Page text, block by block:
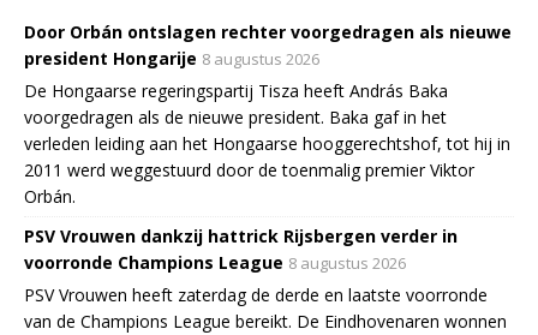
Door Orbán ontslagen rechter voorgedragen als nieuwe
president Hongarije 8 augustus 2026
De Hongaarse regeringspartij Tisza heeft András Baka
voorgedragen als de nieuwe president. Baka gaf in het
verleden leiding aan het Hongaarse hooggerechtshof, tot hij in
2011 werd weggestuurd door de toenmalig premier Viktor
Orbán.
PSV Vrouwen dankzij hattrick Rijsbergen verder in
voorronde Champions League 8 augustus 2026
PSV Vrouwen heeft zaterdag de derde en laatste voorronde
van de Champions League bereikt. De Eindhovenaren wonnen